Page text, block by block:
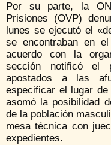
Por su parte, la
Prisiones (OVP)
lunes se ejecutó el
se encontraban en
acuerdo con la
sección notificó el
apostados a las
especificar el lugar
asomó la posibilidad
de la población
mesa técnica con
expedientes.